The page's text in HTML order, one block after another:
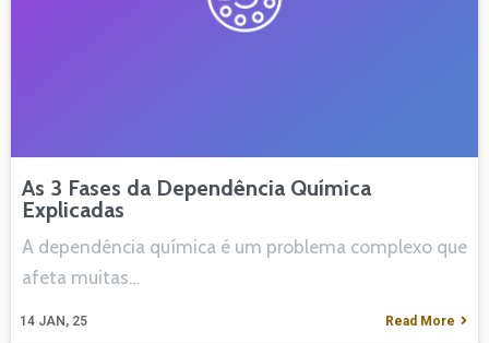
As 3 Fases da Dependência Química
Explicadas
14 JAN, 25
A dependência química é um problema complexo que
afeta muitas…
Read More